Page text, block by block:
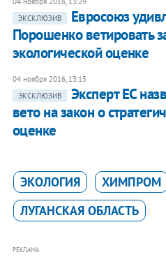
ЭКСКЛЮЗИВ
Евросоюз
Порошенко ветировать
экологической оценке
04 ноября 2016, 13:15
ЭКСКЛЮЗИВ
Эксперт ЕС
вето на закон о
оценке
ЭКОЛОГИЯ ХИМПРОМ
ЛУГАНСКАЯ ОБЛАСТЬ
РЕКЛАМА